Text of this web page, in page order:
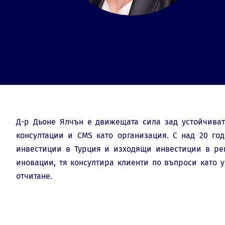
Д-р Дьоне Ялчън е движещата сила зад
консултации и CMS като организация. С над 20
инвестиции в Турция и изходящи инвестиции в
иновации, тя консултира клиенти по въпроси като
отчитане.